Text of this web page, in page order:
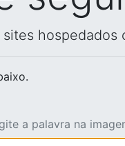
hospedados
a palavra na